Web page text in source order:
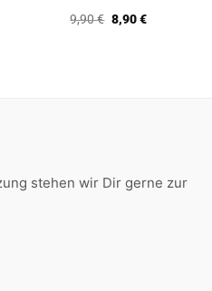
Bewertet
mit 5 von
9,90€ Ursprünglicher
Preis
8,90€Aktueller
stehen wir Dir gerne zur